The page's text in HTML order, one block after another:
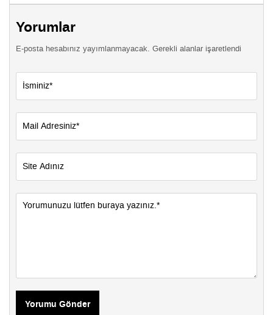
Yorumlar
E-posta hesabınız yayımlanmayacak. Gerekli alanlar işaretlendi
Yorumu Gönder